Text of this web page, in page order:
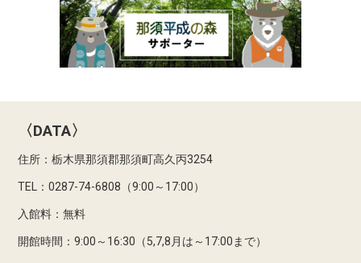
〈DATA〉
住所：栃木県那須郡那須町高久丙3254
TEL：0287-74-6808（9:00～17:00）
入館料：無料
開館時間：9:00～16:30（5,7,8月は～17:00まで）